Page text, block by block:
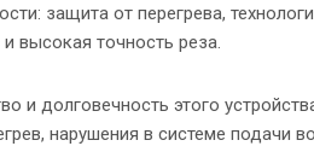
защита от перегрева,
высокая точность реза.
и долговечность этого
нарушения в системе подачи